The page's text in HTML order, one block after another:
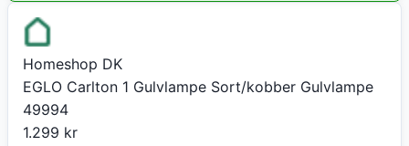
Homeshop DK
EGLO Carlton 1 Gulvlampe Sort/kobber Gulvlampe
49994
1.299 kr